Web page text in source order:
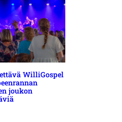
WilliGospel
joukon